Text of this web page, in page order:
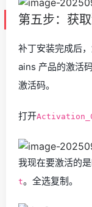
第五步：获
补丁安装完成后
ains 产品的激活
激活码。
打开
我现在要激活的
t。全选复制。